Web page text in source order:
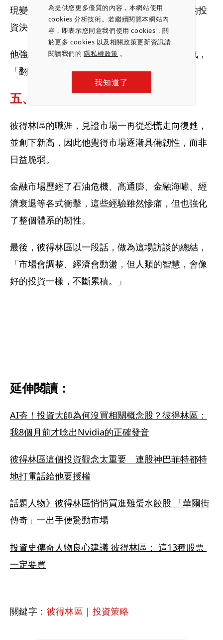
為提供您更多優質的內容，本網站使用
cookies 分析技術。若繼續閱覽本網站內
容，即表示您同意我們使用 cookies，關
於更多 cookies 以及相關政策更新資訊請
閱讀我們的隱私權政策 。
我知道了
現變化，就會引領他把這些現象，轉化為具體的投
資決策。
他強調，這是好奇心和毅力的展現，不是靠運氣，
「翻開最多石頭的人，才能贏得比賽。」
五、樂觀看待市場韌性
彼得林區的職涯，見證市場一再從恐慌走向復甦，
並創下新高，因此他覺得市場逐漸具備韌性，而非
日益脆弱。
金融市場歷經了石油危機、高通膨、金融海嘯、經
濟衰退等各式衝擊，這些經驗雖然慘痛，但也強化
了整個體系的韌性。
最後，彼得林區以一段話，做為這場訪談的總結，
「市場會調整、經濟會動盪，但人類的智慧，會像
好的投資一樣，不斷累積。」
延伸閱讀：
AI夯！投資大師為何沒買相關概念股？彼得林區：
我8個月前才唸出Nvidia的正確發音
彼得林區這個投資觀念太重要　連股神巴菲特都特
地打電話給他要授權
話題人物》彼得林區悄悄買進雞蛋水餃股 「華爾街
傳奇」一出手便驚動市場
投資史傳奇人物良心建議 彼得林區： 這13種股票
一定要買
關鍵字： 彼得林區 ｜ 投資策略